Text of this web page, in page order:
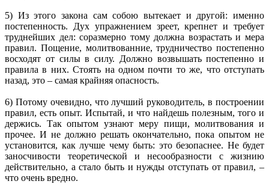
5) Из этого закона сам собою вытекает и другой: именно
постепенность. Дух упражнением зреет, крепнет и требует
труднейших дел: соразмерно тому должна возрастать и мера
правил. Пощение, молитвованние, трудничество постепенно
восходят от силы в силу. Должно возвышать постепенно и
правила в них. Стоять на одном почти то же, что отступать
назад, это – самая крайняя опасность.
6) Потому очевидно, что лучший руководитель, в построении
правил, есть опыт. Испытай, и что найдешь полезным, того и
держись. Так опытом узнают меру пищи, молитвования и
прочее. И не должно решать окончательно, пока опытом не
установится, как лучше чему быть: это безопаснее. Не будет
заносчивости теоретической и несообразности с жизнию
действительно, а стало быть и нужды отступать от правил, –
что очень вредно.